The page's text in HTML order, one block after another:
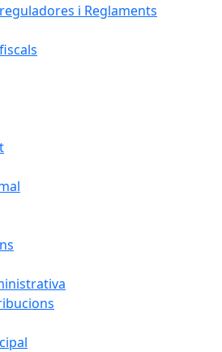
i Reglaments